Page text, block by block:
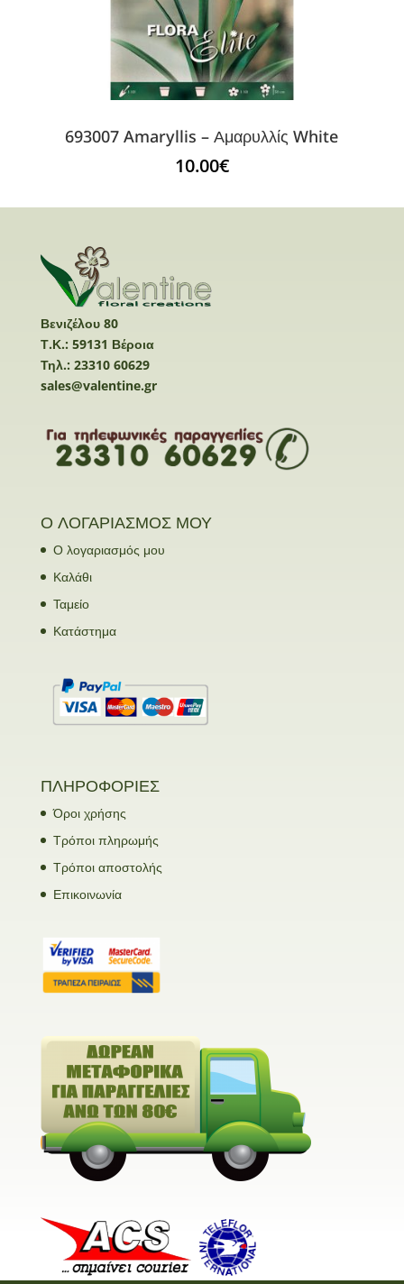
693007 Amaryllis – Αμαρυλλίς White
10.00€
Βενιζέλου 80
Τ.Κ.: 59131 Βέροια
Τηλ.: 23310 60629
sales@valentine.gr
Ο ΛΟΓΑΡΙΑΣΜΟΣ ΜΟΥ
Ο λογαριασμός μου
Καλάθι
Ταμείο
Κατάστημα
ΠΛΗΡΟΦΟΡΙΕΣ
Όροι χρήσης
Τρόποι πληρωμής
Τρόποι αποστολής
Επικοινωνία